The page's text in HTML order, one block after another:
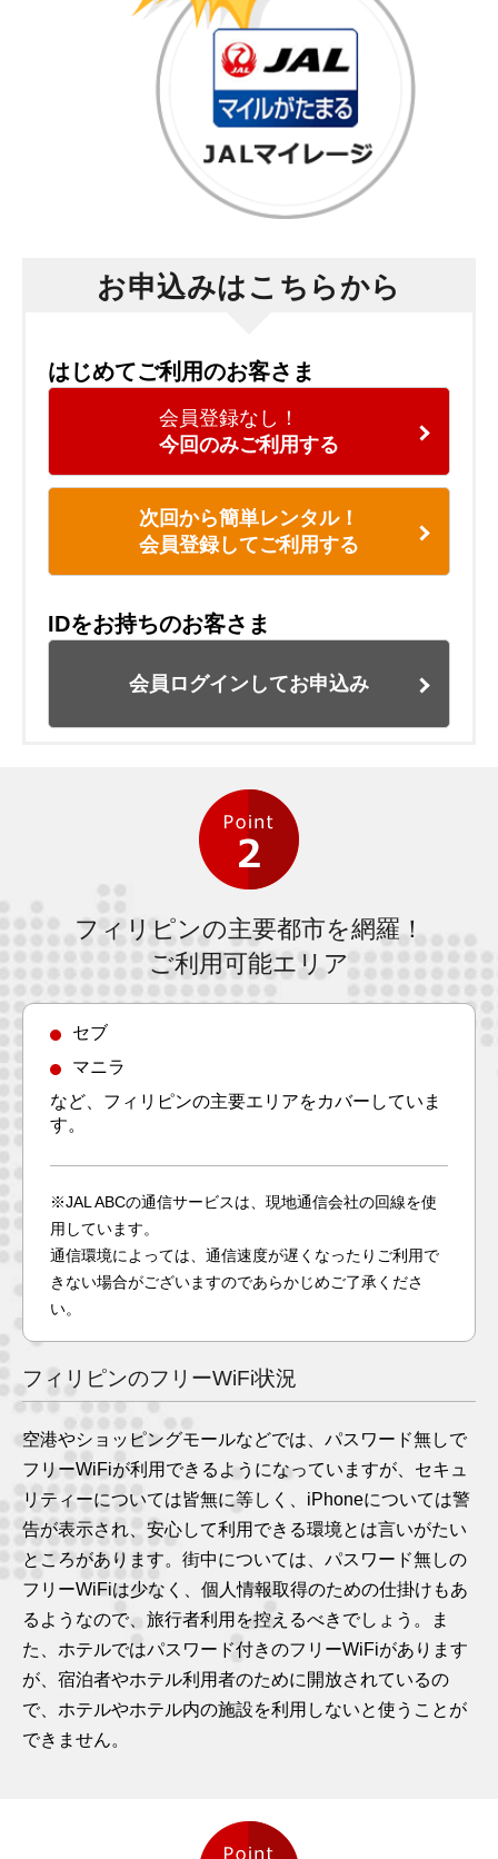
お申込みはこちらから
はじめてご利用のお客さま
会員登録なし！
今回のみご利用する
次回から簡単レンタル！
会員登録してご利用する
IDをお持ちのお客さま
会員ログインしてお申込み
フィリピンの主要都市を網羅！
ご利用可能エリア
セブ
マニラ
など、フィリピンの主要エリアをカバーしていま
す。
※JAL ABCの通信サービスは、現地通信会社の回線を使
用しています。
通信環境によっては、通信速度が遅くなったりご利用で
きない場合がございますのであらかじめご了承くださ
い。
フィリピンのフリーWiFi状況
空港やショッピングモールなどでは、パスワード無しで
フリーWiFiが利用できるようになっていますが、セキュ
リティーについては皆無に等しく、iPhoneについては警
告が表示され、安心して利用できる環境とは言いがたい
ところがあります。街中については、パスワード無しの
フリーWiFiは少なく、個人情報取得のための仕掛けもあ
るようなので、旅行者利用を控えるべきでしょう。ま
た、ホテルではパスワード付きのフリーWiFiがあります
が、宿泊者やホテル利用者のために開放されているの
で、ホテルやホテル内の施設を利用しないと使うことが
できません。